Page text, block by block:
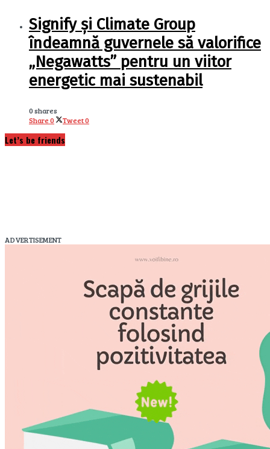
Signify și Climate Group
îndeamnă guvernele să valorifice
„Negawatts” pentru un viitor
energetic mai sustenabil
0 shares
Share0 Tweet0
Let’s be friends
ADVERTISEMENT